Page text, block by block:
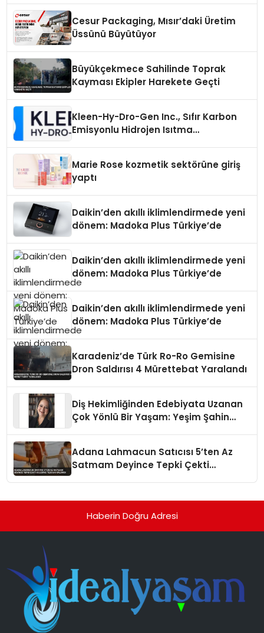
Cesur Packaging, Mısır’daki Üretim
Üssünü Büyütüyor
Büyükçekmece Sahilinde Toprak
Kayması Ekipler Harekete Geçti
Kleen-Hy-Dro-Gen Inc., Sıfır Karbon
Emisyonlu Hidrojen Isıtma
Marie Rose kozmetik sektörüne giriş
yaptı
Daikin’den akıllı iklimlendirmede yeni
dönem: Madoka Plus Türkiye’de
Daikin’den akıllı iklimlendirmede yeni
dönem: Madoka Plus Türkiye’de
Daikin’den akıllı iklimlendirmede yeni
dönem: Madoka Plus Türkiye’de
Karadeniz’de Türk Ro-Ro Gemisine
Dron Saldırısı 4 Mürettebat Yaralandı
Diş Hekimliğinden Edebiyata Uzanan
Çok Yönlü Bir Yaşam: Yeşim Şahin
Adana Lahmacun Satıcısı 5’ten Az
Satmam Deyince Tepki Çekti
Haberin Doğru Adresi